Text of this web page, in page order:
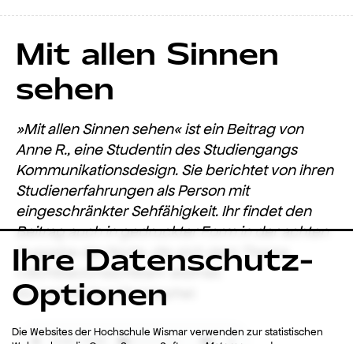
Ihre Datenschutz-
Optionen
Die Websites der Hochschule Wismar verwenden zur statistischen
Mit allen Sinnen
sehen
»Mit allen Sinnen sehen« ist ein Beitrag von
Anne R., eine Studentin des Studiengangs
Kommunikationsdesign. Sie berichtet von ihren
Studienerfahrungen als Person mit
eingeschränkter Sehfähigkeit. Ihr findet den
Beitrag auch in gedruckter Form in der achten
Ausgabe der Norte, die sich dem Thema
»Sichtbar/Unsichtbar«widmet.
Es spricht Carl Christophel.